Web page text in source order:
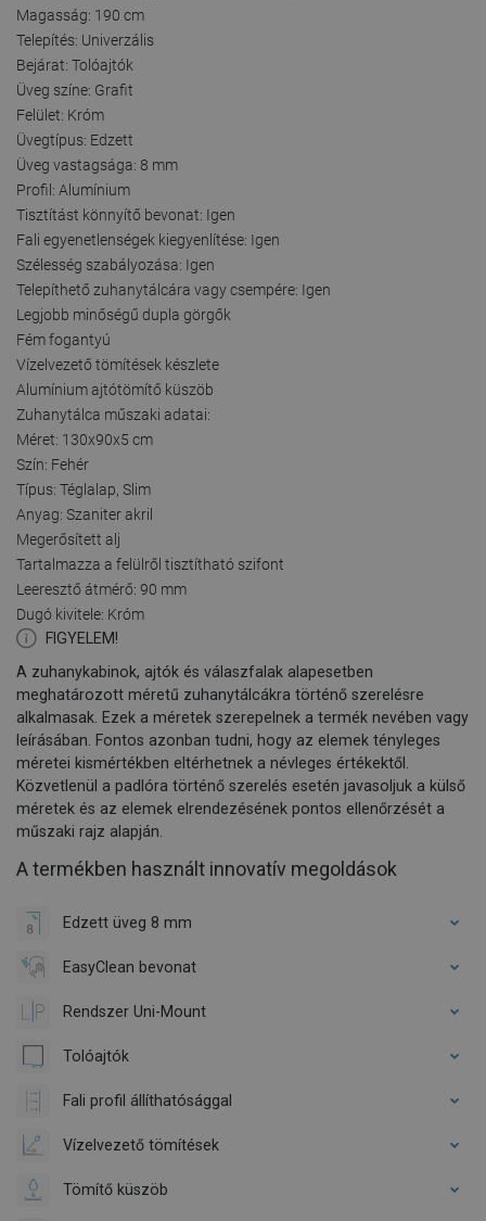
Magasság: 190 cm
Telepítés: Univerzális
Bejárat: Tolóajtók
Üveg színe: Grafit
Felület: Króm
Üvegtípus: Edzett
Üveg vastagsága: 8 mm
Profil: Alumínium
Tisztítást könnyítő bevonat: Igen
Fali egyenetlenségek kiegyenlítése: Igen
Szélesség szabályozása: Igen
Telepíthető zuhanytálcára vagy csempére: Igen
Legjobb minőségű dupla görgők
Fém fogantyú
Vízelvezető tömítések készlete
Alumínium ajtótömítő küszöb
Zuhanytálca műszaki adatai:
Méret: 130x90x5 cm
Szín: Fehér
Típus: Téglalap, Slim
Anyag: Szaniter akril
Megerősített alj
Tartalmazza a felülről tisztítható szifont
Leeresztő átmérő: 90 mm
Dugó kivitele: Króm
FIGYELEM!
A zuhanykabinok, ajtók és válaszfalak alapesetben
meghatározott méretű zuhanytálcákra történő szerelésre
alkalmasak. Ezek a méretek szerepelnek a termék nevében vagy
leírásában. Fontos azonban tudni, hogy az elemek tényleges
méretei kismértékben eltérhetnek a névleges értékektől.
Közvetlenül a padlóra történő szerelés esetén javasoljuk a külső
méretek és az elemek elrendezésének pontos ellenőrzését a
műszaki rajz alapján.
A termékben használt innovatív megoldások
Edzett üveg 8 mm
EasyClean bevonat
Rendszer Uni-Mount
Tolóajtók
Fali profil állíthatósággal
Vízelvezető tömítések
Tömítő küszöb